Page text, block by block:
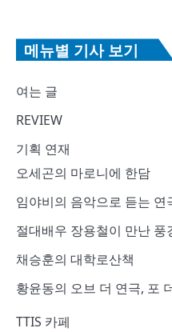
메뉴별 기사 보기
여는 글
REVIEW
기획 연재
오세곤의 마로니에 한담
임야비의 음악으로 듣는 연
절대배우 장용철이 만난 풍
채승훈의 대학로산책
황윤동의 오브 더 연극, 포
TTIS 카페